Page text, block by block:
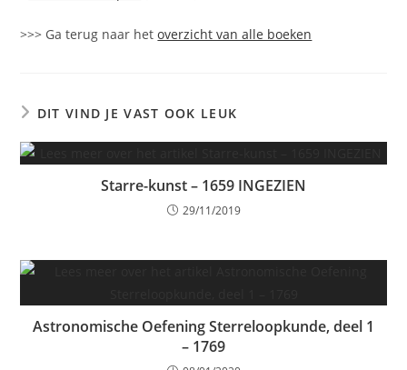
>>> Ga terug naar hetoverzicht van alle boeken
DIT VIND JE VAST OOK LEUK
Starre-kunst – 1659 INGEZIEN
29/11/2019
Astronomische Oefening Sterreloopkunde, deel 1
– 1769